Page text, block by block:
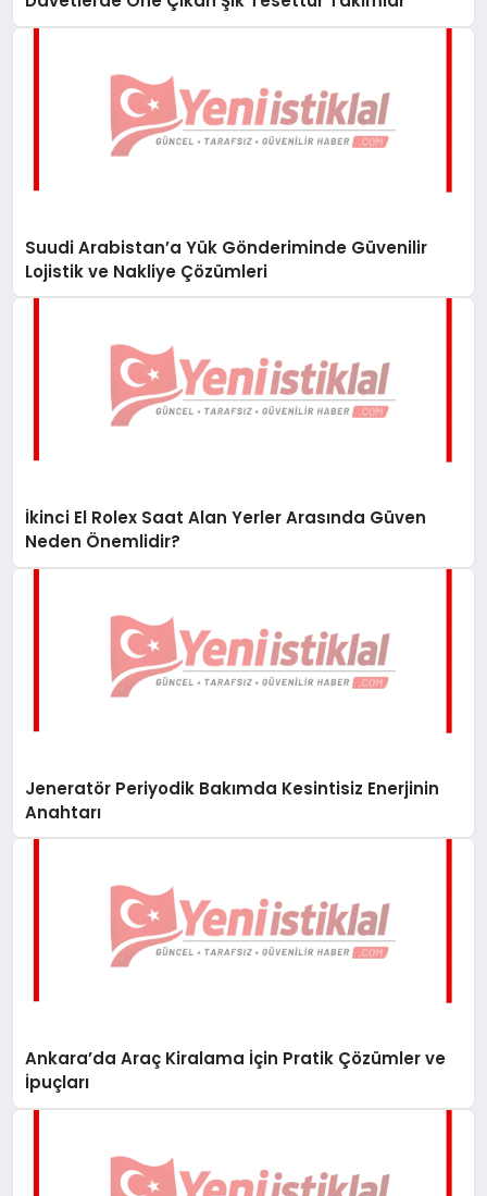
Suudi Arabistan’a Yük Gönderiminde Güvenilir
Lojistik ve Nakliye Çözümleri
İkinci El Rolex Saat Alan Yerler Arasında Güven
Neden Önemlidir?
Jeneratör Periyodik Bakımda Kesintisiz Enerjinin
Anahtarı
Ankara’da Araç Kiralama İçin Pratik Çözümler ve
İpuçları